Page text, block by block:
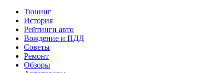
Тюнинг
История
Рейтинги авто
Вождение и ПДД
Советы
Ремонт
Обзоры